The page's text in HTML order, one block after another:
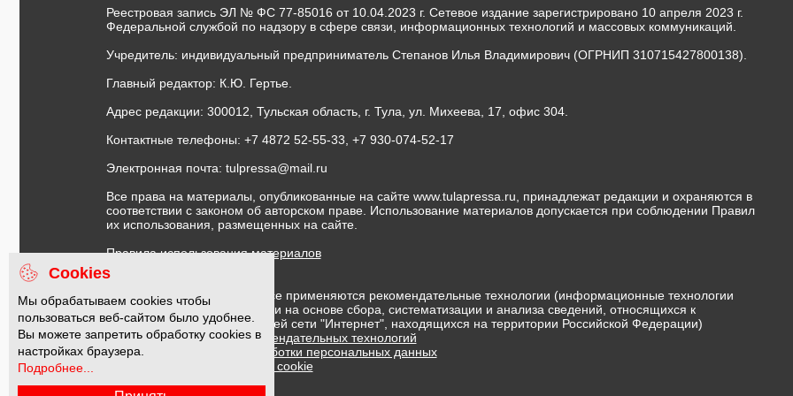
Реестровая запись ЭЛ № ФС 77-85016 от 10.04.2023 г. Сетевое издание зарегистрировано 10 апреля 2023 г.
Федеральной службой по надзору в сфере связи, информационных технологий и массовых коммуникаций.
Учредитель: индивидуальный предприниматель Степанов Илья Владимирович (ОГРНИП 310715427800138).
Главный редактор: К.Ю. Гертье.
Адрес редакции: 300012, Тульская область, г. Тула, ул. Михеева, 17, офис 304.
Контактные телефоны: +7 4872 52-55-33, +7 930-074-52-17
Электронная почта: tulpressa@mail.ru
Все права на материалы, опубликованные на сайте www.tulapressa.ru, принадлежат редакции и охраняются в
соответствии с законом об авторском праве. Использование материалов допускается при соблюдении Правил
их использования, размещенных на сайте.
Правила использования материалов
Договор публичной оферты
На информационном ресурсе применяются рекомендательные технологии (информационные технологии
предоставления информации на основе сбора, систематизации и анализа сведений, относящихся к
предпочтениям пользователей сети "Интернет", находящихся на территории Российской Федерации)
Правила применения рекомендательных технологий
Политика в отношении обработки персональных данных
Политика обработки файлов cookie
Cookies
Мы обрабатываем cookies чтобы
пользоваться веб-сайтом было удобнее.
Вы можете запретить обработку cookies в
настройках браузера.
Подробнее...